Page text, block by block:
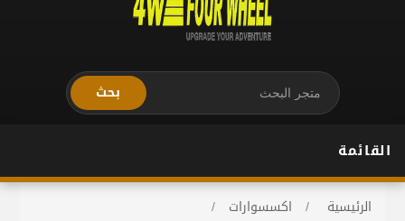
بحث
القائمة
الرئيسية / اكسسوارات
/